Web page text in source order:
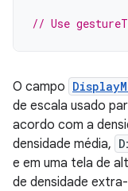
// Use
O campo
de escala usado
acordo com a
densidade média,
e em uma tela de
de densidade